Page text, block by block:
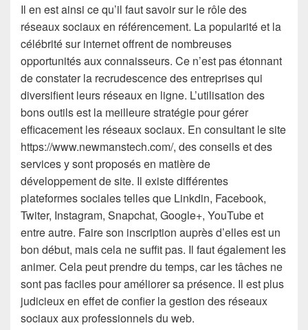
Il en est ainsi ce qu’il faut savoir sur le rôle des
réseaux sociaux en référencement. La popularité et la
célébrité sur internet offrent de nombreuses
opportunités aux connaisseurs. Ce n’est pas étonnant
de constater la recrudescence des entreprises qui
diversifient leurs réseaux en ligne. L’utilisation des
bons outils est la meilleure stratégie pour gérer
efficacement les réseaux sociaux. En consultant le site
https://www.newmanstech.com/, des conseils et des
services y sont proposés en matière de
développement de site. Il existe différentes
plateformes sociales telles que Linkdin, Facebook,
Twiter, Instagram, Snapchat, Google+, YouTube et
entre autre. Faire son inscription auprès d’elles est un
bon début, mais cela ne suffit pas. Il faut également les
animer. Cela peut prendre du temps, car les tâches ne
sont pas faciles pour améliorer sa présence. Il est plus
judicieux en effet de confier la gestion des réseaux
sociaux aux professionnels du web.